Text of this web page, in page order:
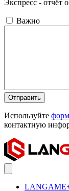
Экспресс - отчёт
Важно
Отправить
Используйте
контактную